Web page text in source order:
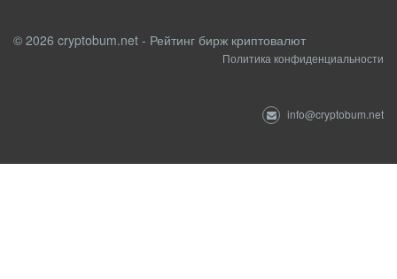
© 2026 cryptobum.net - Рейтинг бирж криптовалют
Политика конфиденциальности
info@cryptobum.net